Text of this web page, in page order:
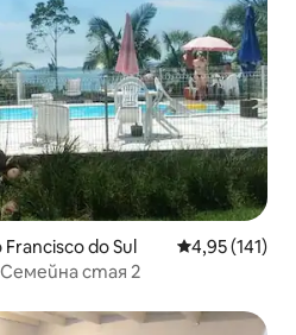
do Sul Средна
4,95 (141)
стая 2